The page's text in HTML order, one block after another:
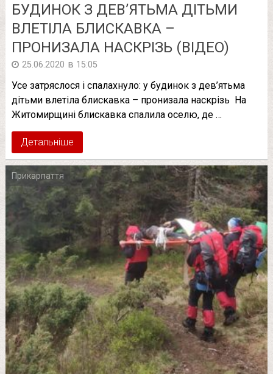
БУДИНОК З ДЕВ’ЯТЬМА ДІТЬМИ
ВЛЕТІЛА БЛИСКАВКА –
ПРОНИЗАЛА НАСКРІЗЬ (ВІДЕО)
25.06.2020 в 15:05
Усе затряслося і спалахнуло: у будинок з дев’ятьма
дітьми влетіла блискавка – пронизала наскрізь На
Житомирщині блискавка спалила оселю, де …
Детальніше
Прикарпаття